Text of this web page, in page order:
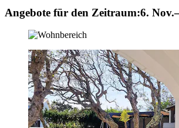
Angebote für den Zeitraum:6.